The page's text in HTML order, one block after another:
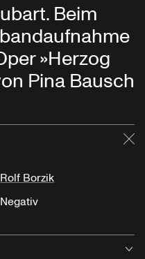
Beim
»Herzog
Pina Bausch
Rolf Borzik
Negativ